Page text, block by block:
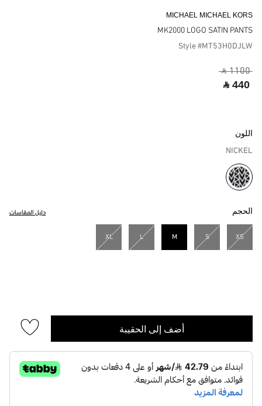
MICHAEL MICHAEL KORS
MK2000 LOGO SATIN PANTS
Style #MT53H0DJLW
‎ ⃁ 1100 ‎
‎ ⃁ 440 ‎
اللون
NICKEL
مختار
الحجم دليل المقاسات
XS
S
M
L
XL
أضف إلى الحقيبة